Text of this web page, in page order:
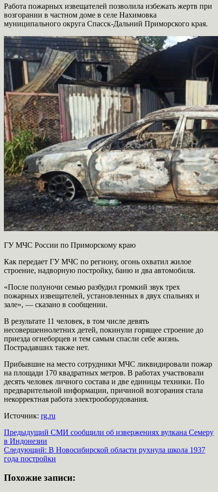
Работа пожарных извещателей позволила избежать жертв при
возгорании в частном доме в селе Нахимовка
муниципального округа Спасск-Дальний Приморского края.
ГУ МЧС России по Приморскому краю
Как передает ГУ МЧС по региону, огонь охватил жилое
строение, надворную постройку, баню и два автомобиля.
«После полуночи семью разбудил громкий звук трех
пожарных извещателей, установленных в двух спальнях и
зале», — сказано в сообщении.
В результате 11 человек, в том числе девять
несовершеннолетних детей, покинули горящее строение до
приезда огнеборцев и тем самым спасли себе жизнь.
Пострадавших также нет.
Прибывшие на место сотрудники МЧС ликвидировали пожар
на площади 170 квадратных метров. В работах участвовали
десять человек личного состава и две единицы техники. По
предварительной информации, причиной возгорания стала
некорректная работа электрооборудования.
Источник: rg.ru
Навигация
записи
Предыдущий СМИ сообщили об извержениях вулкана Семеру
в Индонезии
Следующий: В Новосибирской области рухнула школа 1937
года постройки
Похожие записи: